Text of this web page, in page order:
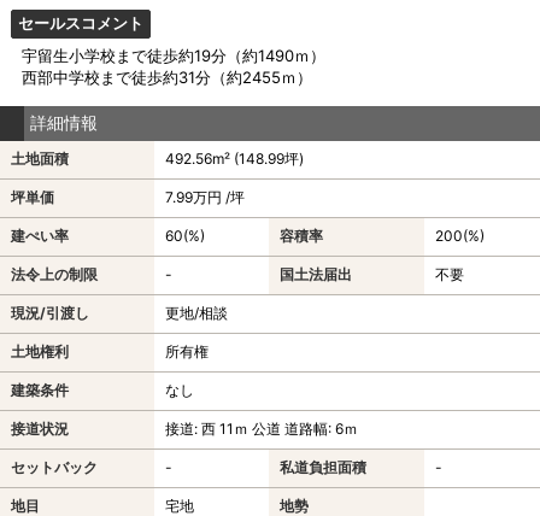
セールスコメント
宇留生小学校まで徒歩約19分（約1490ｍ）
西部中学校まで徒歩約31分（約2455ｍ）
詳細情報
土地面積 492.56m² (148.99坪)
坪単価 7.99万円 /坪
建ぺい率 60(%) 容積率 200(%)
法令上の制限 - 国土法届出 不要
現況/引渡し 更地/相談
土地権利 所有権
建築条件 なし
接道状況 接道: 西 11ｍ 公道 道路幅: 6ｍ
セットバック - 私道負担面積 -
地目 宅地 地勢